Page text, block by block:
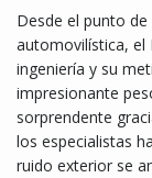
Desde el punto
automovilística, el
ingeniería y su
impresionante
sorprendente
los especialistas
ruido exterior se